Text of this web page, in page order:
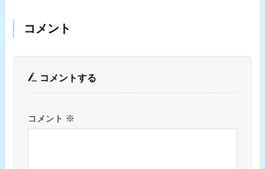
コメント
コメントする
コメント ※